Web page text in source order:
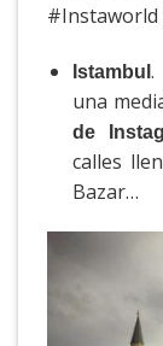
#Instaworld
Istambul .
una
de
calles
Bazar…